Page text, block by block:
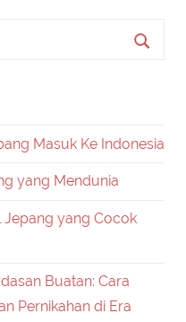
Masuk Ke Indonesia
yang Mendunia
Jepang yang Cocok
Buatan: Cara
Pernikahan di Era